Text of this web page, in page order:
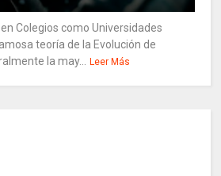
Colegios como Universidades
teoría de la Evolución de
la may...
Leer Más